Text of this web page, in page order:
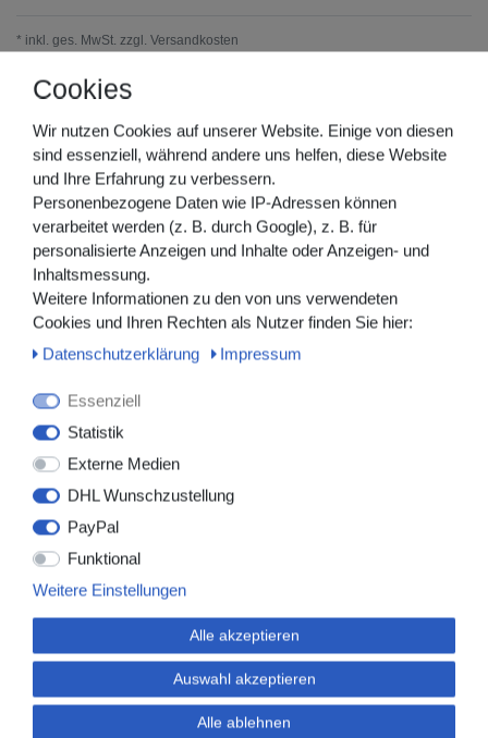
* inkl. ges. MwSt. zzgl. Versandkosten
Beschreibung
Produktbewertungen
Downloads
Herstellerangaben
SpO₂ Fingerclip-Sensor Neugeborene für das
SpO₂-Sensor - schnelle, intuitive Installation
ca. 48cm Anschlusskabel
Cookies
Wir nutzen Cookies auf unserer Website. Einige von diesen
sind essenziell, während andere uns helfen, diese Website
und Ihre Erfahrung zu verbessern.
Personenbezogene Daten wie IP-Adressen können
verarbeitet werden (z. B. durch Google), z. B. für
personalisierte Anzeigen und Inhalte oder Anzeigen- und
Inhaltsmessung.
Weitere Informationen zu den von uns verwendeten
Cookies und Ihren Rechten als Nutzer finden Sie hier:
Daten­schutz­erklärung
Impressum
Essenziell
Statistik
Externe Medien
DHL Wunschzustellung
PayPal
Funktional
Weitere Einstellungen
Alle akzeptieren
Auswahl akzeptieren
Alle ablehnen